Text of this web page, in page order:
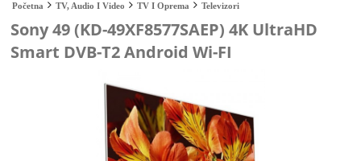
Početna TV, Audio I Video TV I Oprema Televizori
Sony 49 (KD-49XF8577SAEP) 4K UltraHD
Smart DVB-T2 Android Wi-FI